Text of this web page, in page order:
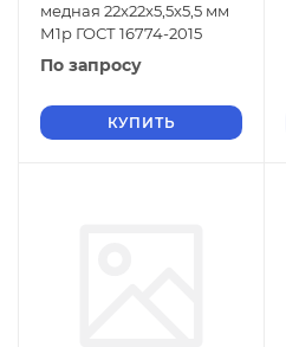
медная 22x22x5,5x5,5 мм
М1р ГОСТ 16774-2015
По запросу
КУПИТЬ